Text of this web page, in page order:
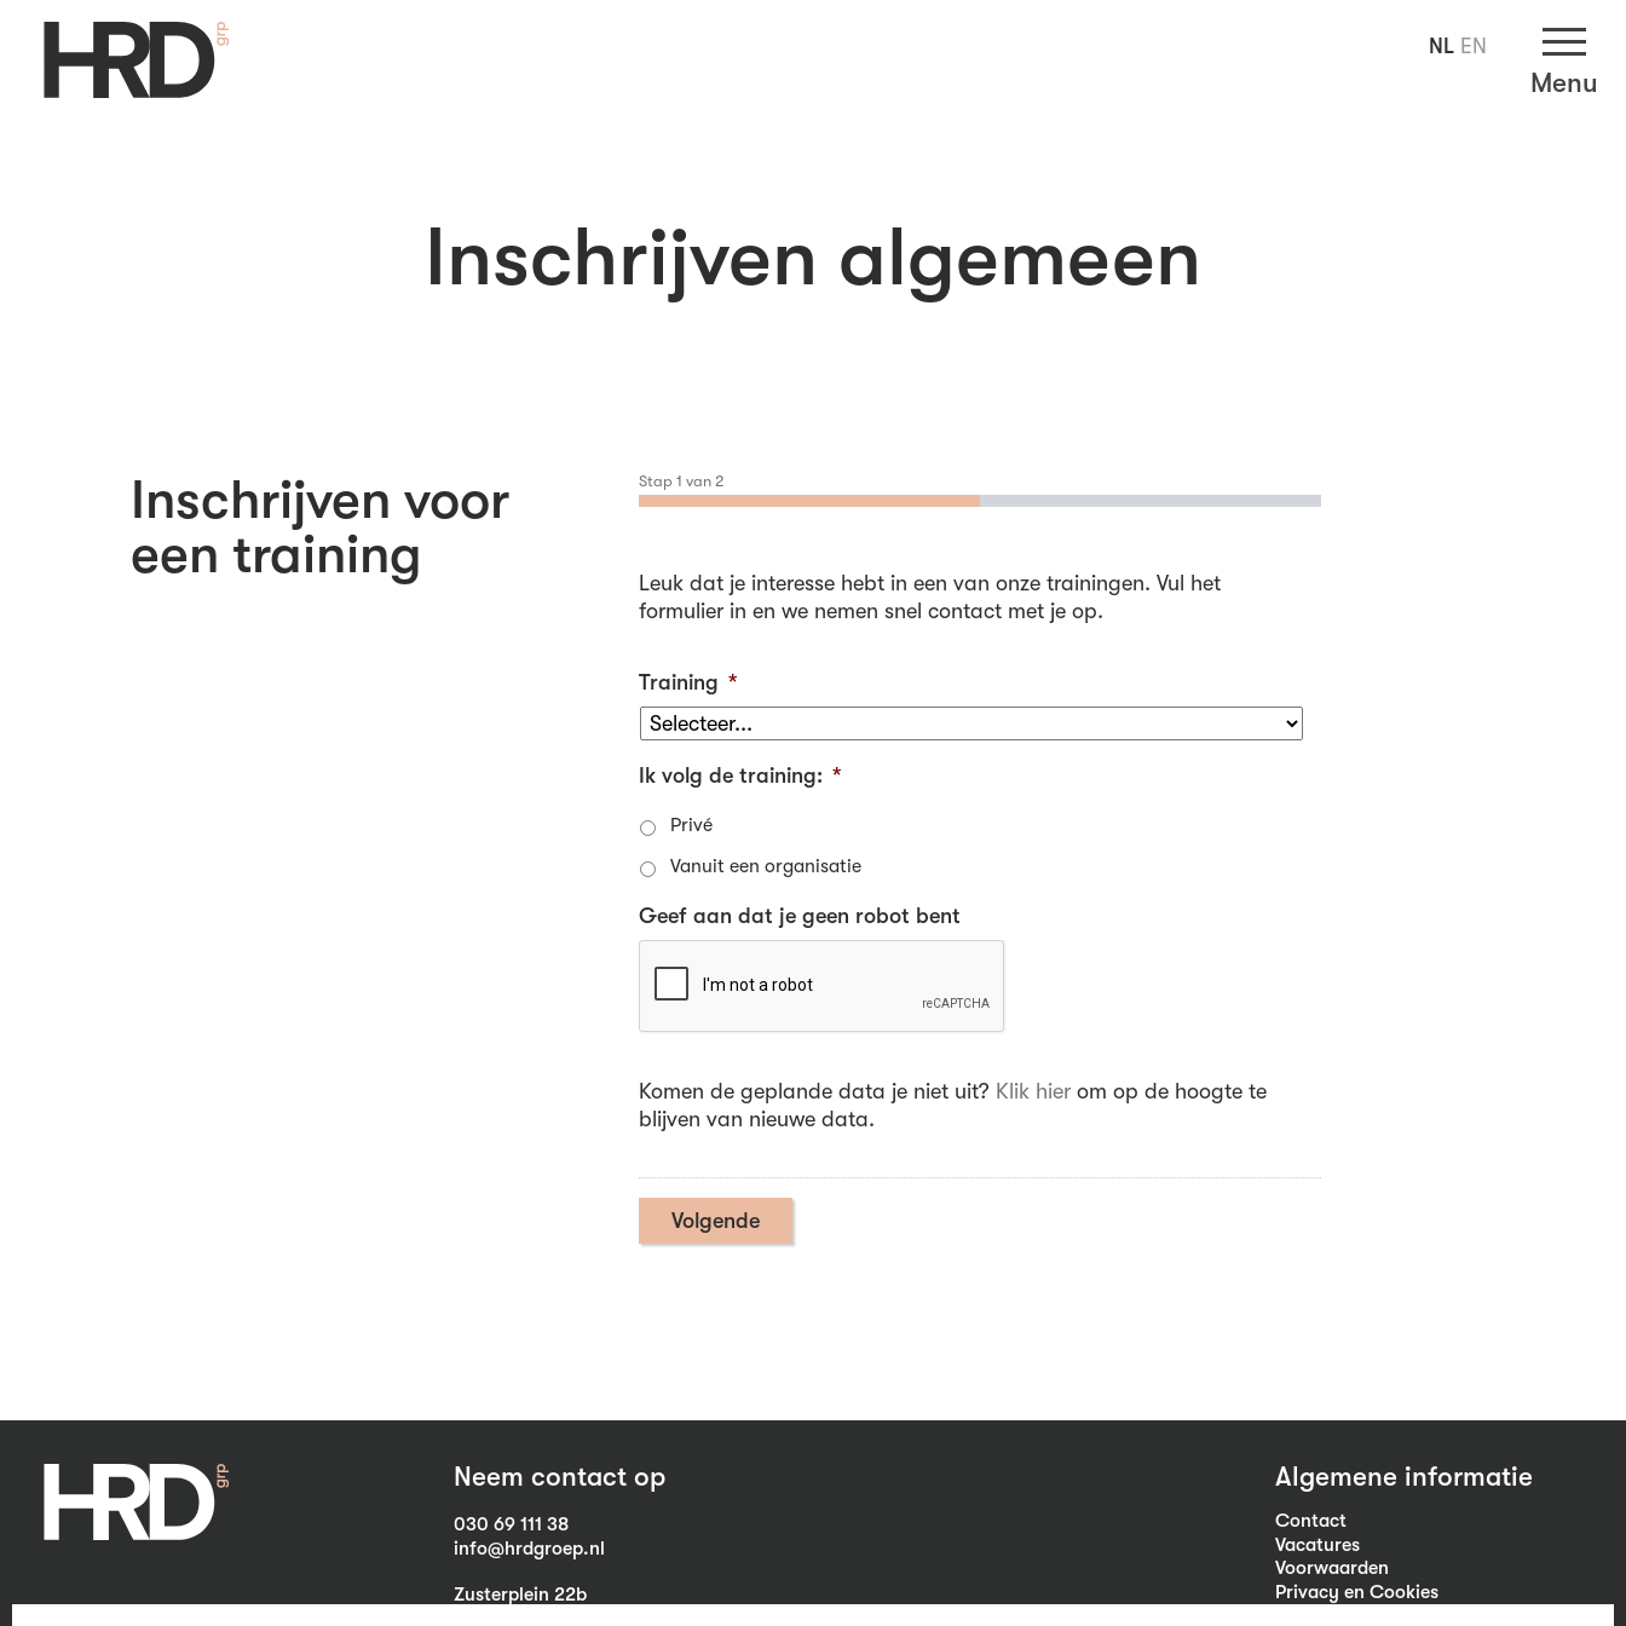
Menu
Inschrijven algemeen
Inschrijven voor
een training
Stap 1 van 2
Leuk dat je interesse hebt in een van onze trainingen. Vul het
formulier in en we nemen snel contact met je op.
Training *
Ik volg de training: *
Privé
Vanuit een organisatie
Geef aan dat je geen robot bent
Komen de geplande data je niet uit? Klik hier om op de hoogte te
blijven van nieuwe data.
Neem contact op
030 69 111 38
info@hrdgroep.nl
Zusterplein 22b
Algemene informatie
Contact
Vacatures
Voorwaarden
Privacy en Cookies
NL EN